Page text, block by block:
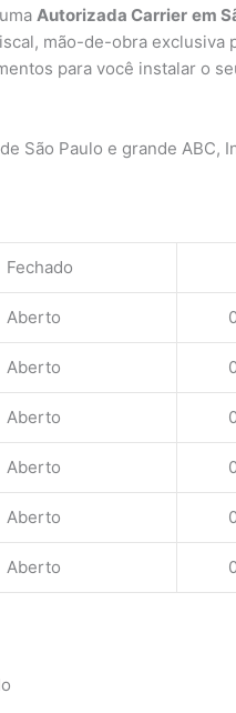
Autorizada Carrier em
mão-de-obra exclusiva
para você instalar o
São Paulo e grande ABC,
Fechado
Aberto
Aberto
Aberto
Aberto
Aberto
Aberto